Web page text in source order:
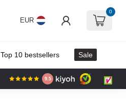
EUR
0
Top 10 bestsellers Sale
9.5